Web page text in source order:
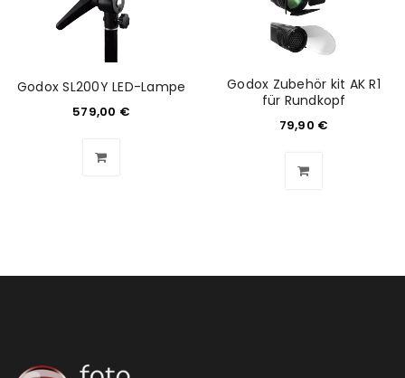
Anmeldeformular geschützt durchWP Captcha
Godox SL200Y LED-Lampe
579,00 €
Godox Zubehör kit AK R1
für Rundkopf
79,90 €